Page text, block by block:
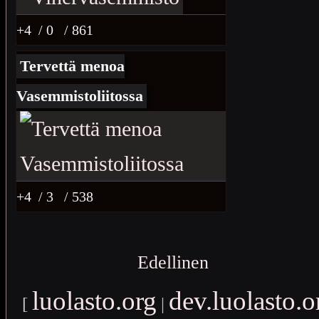
+4 / 0 / 861
Tervettä menoa
Vasemmistoliitossa
+4 / 3 / 538
Edellinen
[ luolasto.org |